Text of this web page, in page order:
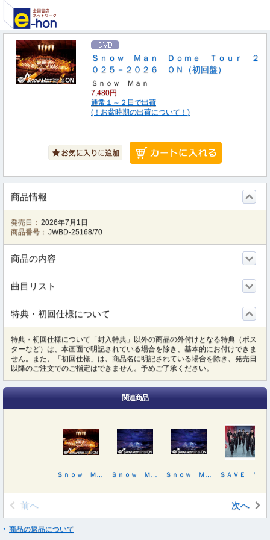
Ｓｎｏｗ Ｍａｎ Ｄｏｍｅ Ｔｏｕｒ ２
０２５－２０２６ ＯＮ（初回盤）
Ｓｎｏｗ Ｍａｎ
7,480円
通常１～２日で出荷
(！お盆時期の出荷について！)
商品情報
発売日： 2026年7月1日
商品番号： JWBD-25168/70
商品の内容
曲目リスト
特典・初回仕様について
特典・初回仕様について「封入特典」以外の商品の外付けとなる特典（ポス
ターなど）は、本画面で明記されている場合を除き、基本的にお付けできま
せん。また、「初回仕様」は、商品名に明記されている場合を除き、発売日
以降のご注文でのご指定はできません。予めご了承ください。
関連商品
前へ 次へ
商品の返品について